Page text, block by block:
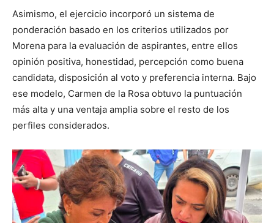
Asimismo, el ejercicio incorporó un sistema de
ponderación basado en los criterios utilizados por
Morena para la evaluación de aspirantes, entre ellos
opinión positiva, honestidad, percepción como buena
candidata, disposición al voto y preferencia interna. Bajo
ese modelo, Carmen de la Rosa obtuvo la puntuación
más alta y una ventaja amplia sobre el resto de los
perfiles considerados.